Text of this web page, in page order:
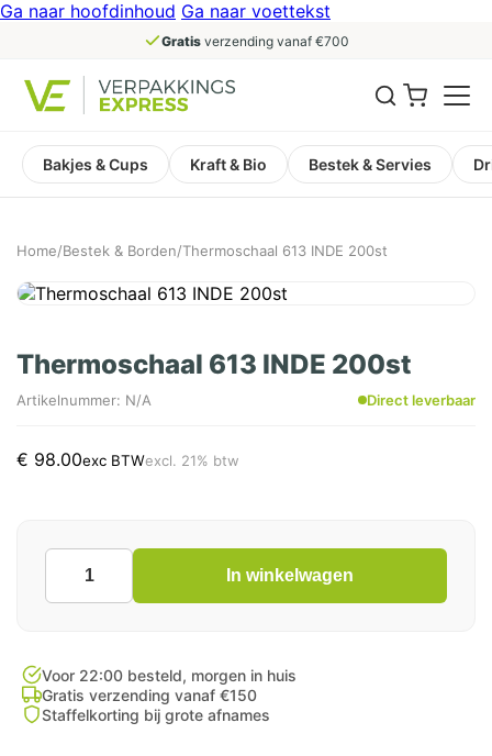
Ga naar hoofdinhoud Ga naar voettekst
Gratisverzending vanaf €700
Bakjes & Cups Kraft & Bio Bestek & Servies
Home/Bestek & Borden/Thermoschaal 613 INDE 200st
Thermoschaal 613 INDE 200st
Artikelnummer: N/A Direct leverbaar
€ 98.00exc BTWexcl. 21% btw
Thermoschaal
613
aantal
In winkelwagen
Voor 22:00 besteld, morgen in huis
Gratis verzending vanaf €150
Staffelkorting bij grote afnames